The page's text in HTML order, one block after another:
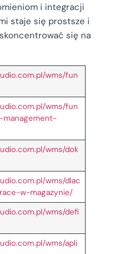
i integracji
staje się prostsze i
się na
wms/fun
wms/fun
management-
wms/dok
wms/dlac
w-magazynie/
wms/defi
wms/apli